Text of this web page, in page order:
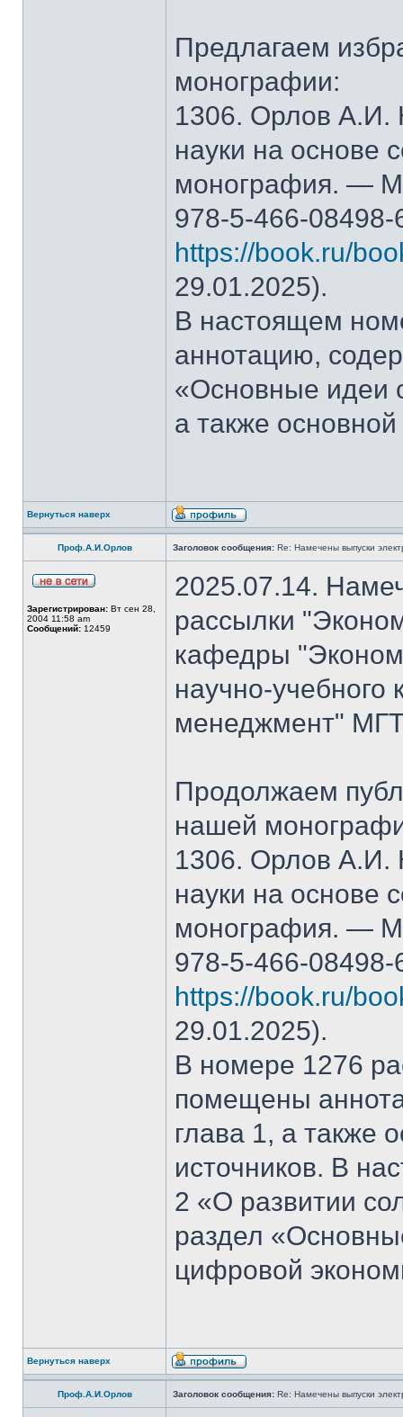
Предлагаем
монографии:
1306. Орлов А.И.
науки на основе
монография. —
978-5-466-
https://book.ru/
29.01.2025).
В настоящем
аннотацию,
«Основные идеи
а также
Вернуться наверх
Проф.А.И.Орлов Заголовок сообщения: Re: Намечены выпуски
Зарегистрирован: Вт сен 28,
2004 11:58 am
Сообщений: 12459
2025.07.14.
рассылки
кафедры
научно-
менеджмент"
Продолжаем
нашей
1306. Орлов А.И.
науки на основе
монография. —
978-5-466-
https://book.ru/
29.01.2025).
В номере 1276
помещены
глава 1, а также
источников. В
2 «О развитии
раздел
цифровой
Вернуться наверх
Проф.А.И.Орлов Заголовок сообщения: Re: Намечены выпуски